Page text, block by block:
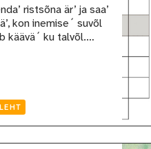
ristsõna är’ ja saa’
kon inemise´ suvõl
käävä´ ku talvõl.…